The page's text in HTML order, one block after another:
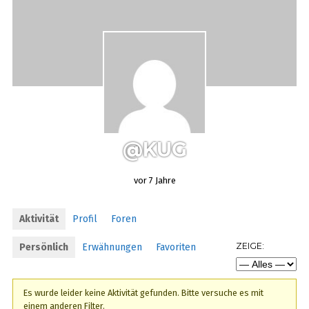
@KUG
vor 7 Jahre
Aktivität Profil Foren
Persönlich Erwähnungen Favoriten ZEIGE:
Es wurde leider keine Aktivität gefunden. Bitte versuche es mit
einem anderen Filter.